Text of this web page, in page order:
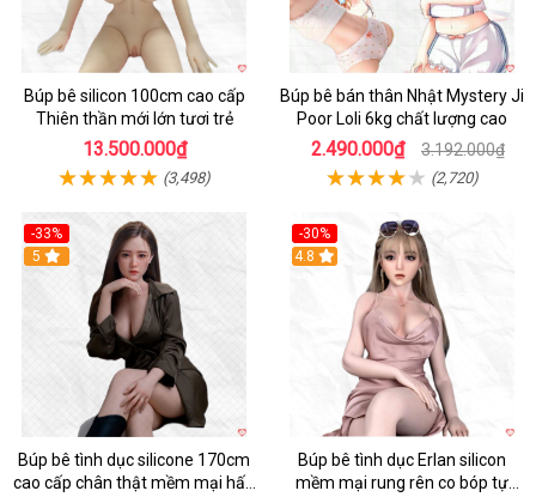
Búp bê silicon 100cm cao cấp
Thiên thần mới lớn tươi trẻ
13.500.000₫
(3,498)
Búp bê bán thân Nhật Mystery Ji
Poor Loli 6kg chất lượng cao
2.490.000₫ 3.192.000₫
(2,720)
-33%
5
Búp bê tình dục silicone 170cm
cao cấp chân thật mềm mại hấp
-30%
4.8
Búp bê tình dục Erlan silicon
mềm mại rung rên co bóp tự